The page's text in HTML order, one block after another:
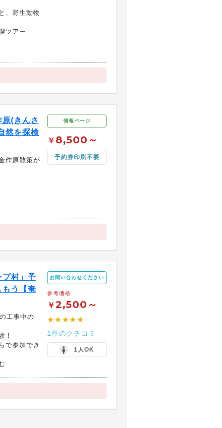
、野生動物
ツアー
(きんさ
然を探検
作原散策が
情報ページ
￥ 8,500～
予約券印刷不要
プ村」予
もう【奄
工事中の
！
で参加でき
お問い合わせください
参考価格
￥2,500～
★★★★★
1件のクチコミ
1人OK